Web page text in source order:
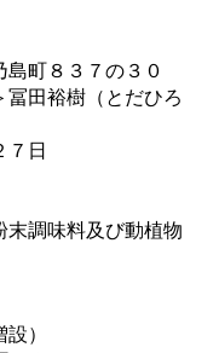
島町８３７の３０
冨田裕樹（とだひろ
７日
末調味料及び動植物
）